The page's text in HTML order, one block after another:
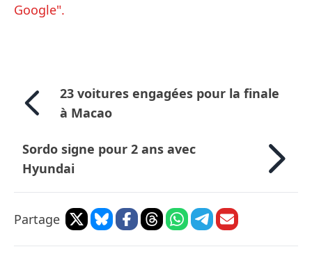
Google".
23 voitures engagées pour la finale
à Macao
Sordo signe pour 2 ans avec
Hyundai
Partage